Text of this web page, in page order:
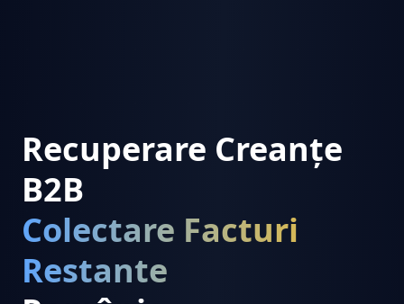
Recuperare Creanțe
B2B
Colectare Facturi
Restante